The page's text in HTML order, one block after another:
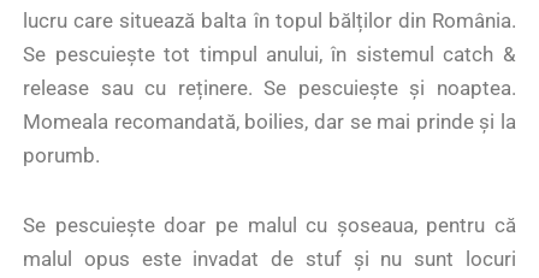
lucru care situează balta în topul bălților din România.
Se pescuiește tot timpul anului, în sistemul catch &
release sau cu reținere. Se pescuiește și noaptea.
Momeala recomandată, boilies, dar se mai prinde și la
porumb.
Se pescuiește doar pe malul cu șoseaua, pentru că
malul opus este invadat de stuf și nu sunt locuri